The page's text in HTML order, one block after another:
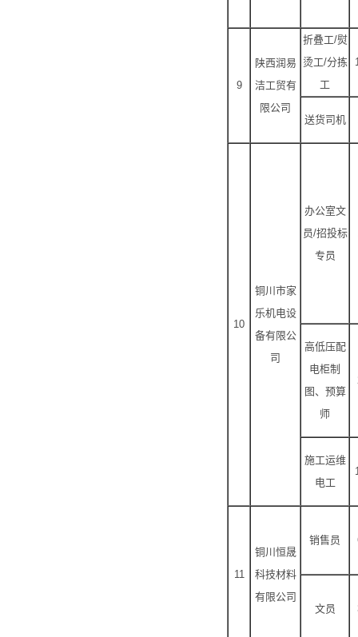
9
陕西润易
洁工贸有
限公司
折叠工/熨
烫工/分拣
工
送货司机
10
铜川市家
乐机电设
备有限公
司
办公室文
员/招投标
专员
高低压配
电柜制
图、预算
师
施工运维
电工
11
铜川恒晟
科技材料
有限公司
销售员
文员